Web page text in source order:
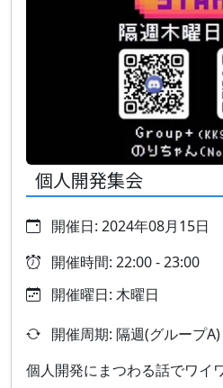
個人開発集会
開催日: 2024年08月15日
開催時間: 22:00 - 23:00
開催曜日: 木曜日
開催周期: 隔週(グループA)
個人開発にまつわる話でワイ